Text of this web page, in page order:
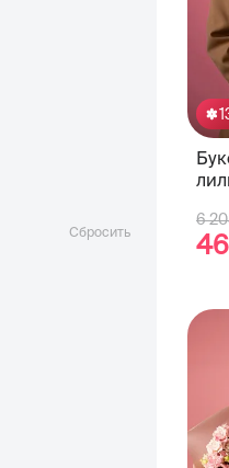
Сбросить
6